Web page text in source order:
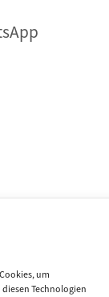
um
Technologien